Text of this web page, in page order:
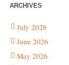
ARCHIVES
July 2026
June 2026
May 2026